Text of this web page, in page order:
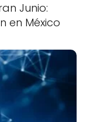
Junio:
en México